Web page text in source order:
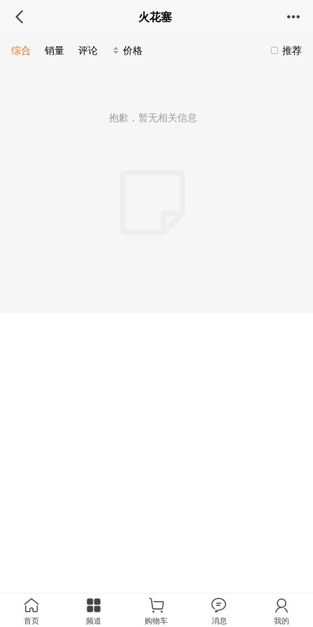
火花塞
推荐
综合 销量 评论 价格
抱歉，暂无相关信息
首页 频道 购物车 消息 我的